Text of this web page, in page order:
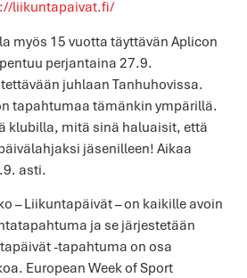
liikuntapaivat.fi/
myös 15 vuotta täyttävän Aplicon
perjantaina 27.9.
juhlaan Tanhuhovissa.
tapahtumaa tämänkin ympärillä.
klubilla, mitä sinä haluaisit, että
jäsenilleen! Aikaa
asti.
– Liikuntapäivät – on kaikille avoin
ja se järjestetään
-tapahtuma on osa
European Week of Sport